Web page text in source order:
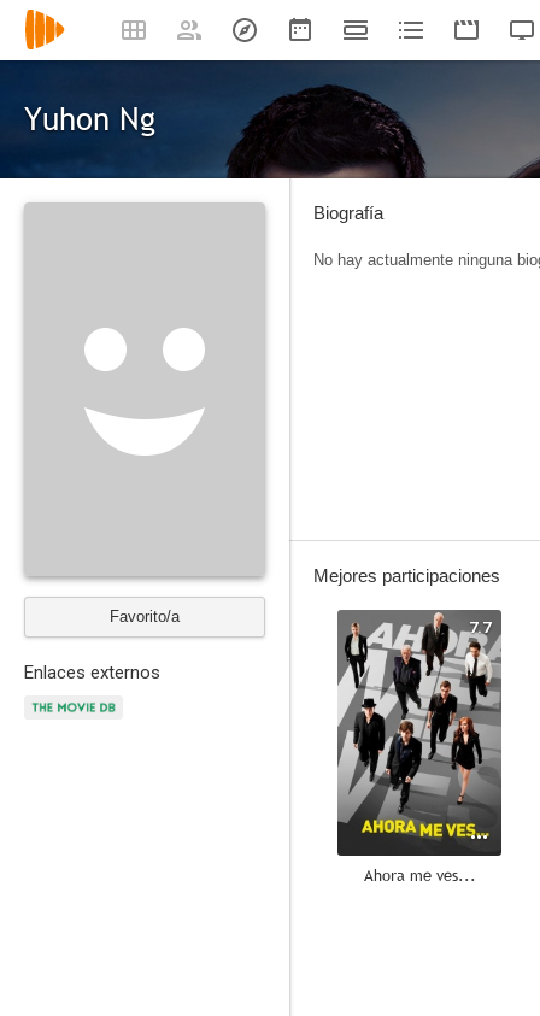
Yuhon Ng
Favorito/a
Enlaces externos
Biografía
No hay actualmente ninguna
Mejores participaciones
7.7
Ahora me ves...